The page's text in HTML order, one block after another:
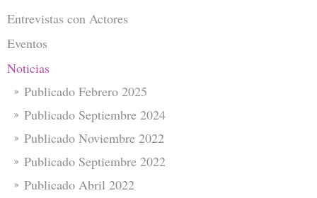
Entrevistas con Actores
Eventos
Noticias
Publicado Febrero 2025
Publicado Septiembre 2024
Publicado Noviembre 2022
Publicado Septiembre 2022
Publicado Abril 2022